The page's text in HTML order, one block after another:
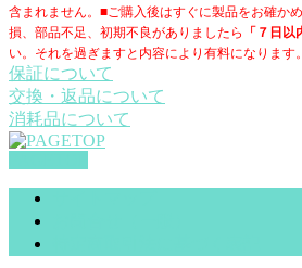
含まれません。■ご購入後はすぐに製品をお確か
損、部品不足、初期不良がありましたら
「７日以
い。それを過ぎますと内容により有料になります。
保証について
交換・返品について
消耗品について